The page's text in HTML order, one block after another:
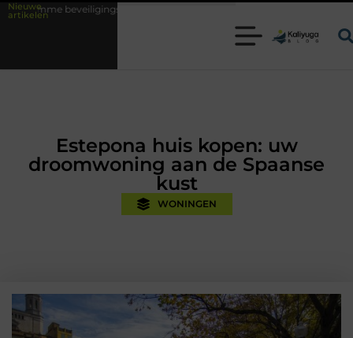
Nieuwe
artikelen met kennis uit de praktijk
Estepona huis kopen: uw
droomwoning aan de Spaanse
kust
WONINGEN